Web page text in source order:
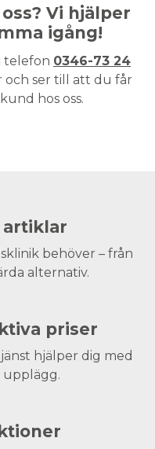
Vi hjälper
igång!
telefon 0346-73 24
och ser till att du får
hos oss.
artiklar
behöver – från
alternativ.
priser
hjälper dig med
upplägg.